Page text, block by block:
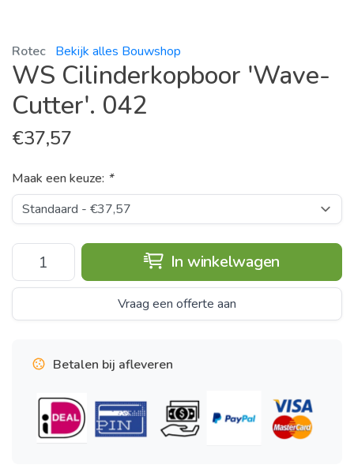
Rotec Bekijk alles Bouwshop
WS Cilinderkopboor 'Wave-
Cutter'. 042
€37,57
Maak een keuze: *
In winkelwagen
Vraag een offerte aan
Betalen bij afleveren